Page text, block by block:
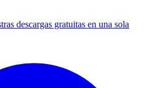
descargas gratuitas en una sola